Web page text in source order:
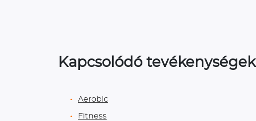
Kapcsolódó tevékenységek
Aerobic
Fitness